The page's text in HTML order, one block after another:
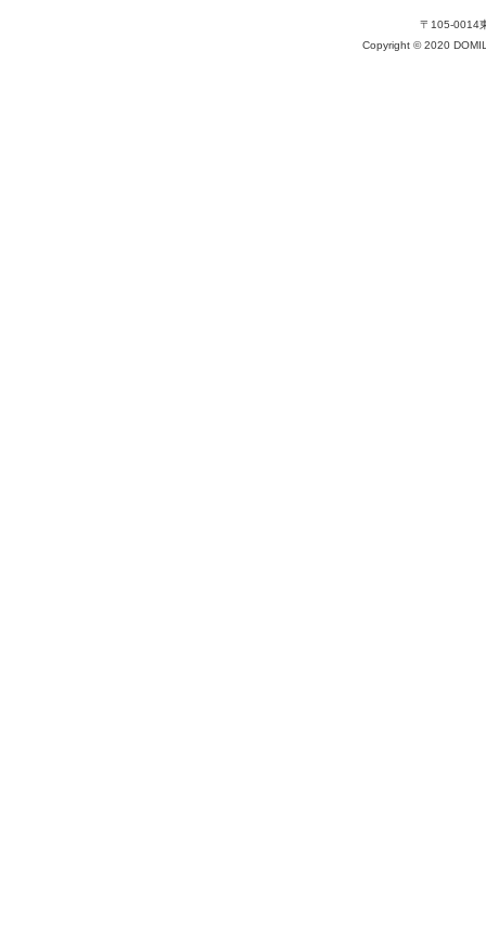
〒105-0014
Copyright © 2020